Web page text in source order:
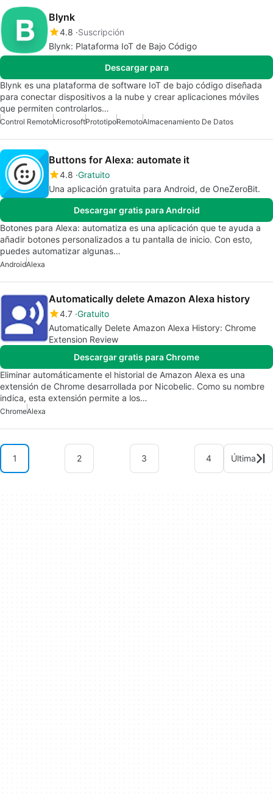
Blynk
4.8 Suscripción
Blynk: Plataforma IoT de Bajo Código
Descargar para
Blynk es una plataforma de software IoT de bajo código diseñada
para conectar dispositivos a la nube y crear aplicaciones móviles
que permiten controlarlos…
Control RemotoMicrosoftPrototipoRemotoAlmacenamiento De Datos
Buttons for Alexa: automate it
4.8 Gratuito
Una aplicación gratuita para Android, de OneZeroBit.
Descargar gratis para Android
Botones para Alexa: automatiza es una aplicación que te ayuda a
añadir botones personalizados a tu pantalla de inicio. Con esto,
puedes automatizar algunas…
AndroidAlexa
Automatically delete Amazon Alexa history
4.7 Gratuito
Automatically Delete Amazon Alexa History: Chrome
Extension Review
Descargar gratis para Chrome
Eliminar automáticamente el historial de Amazon Alexa es una
extensión de Chrome desarrollada por Nicobelic. Como su nombre
indica, esta extensión permite a los…
ChromeAlexa
1 2 3 4 Última